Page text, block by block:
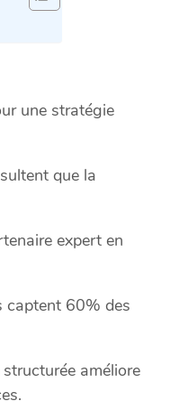
une stratégie
que la
expert en
captent 60% des
améliore